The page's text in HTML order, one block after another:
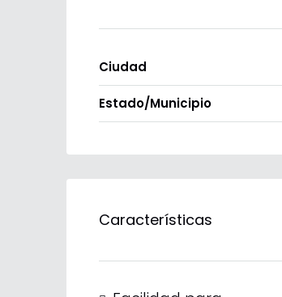
Ciudad
Estado/Municipio
Características